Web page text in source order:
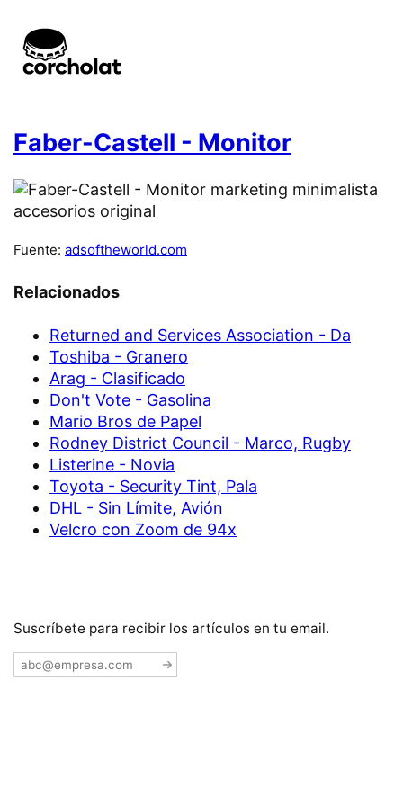
Faber-Castell - Monitor
Fuente: adsoftheworld.com
Relacionados
Returned and Services Association - Da
Toshiba - Granero
Arag - Clasificado
Don't Vote - Gasolina
Mario Bros de Papel
Rodney District Council - Marco, Rugby
Listerine - Novia
Toyota - Security Tint, Pala
DHL - Sin Límite, Avión
Velcro con Zoom de 94x
Suscríbete para recibir los artículos en tu email.